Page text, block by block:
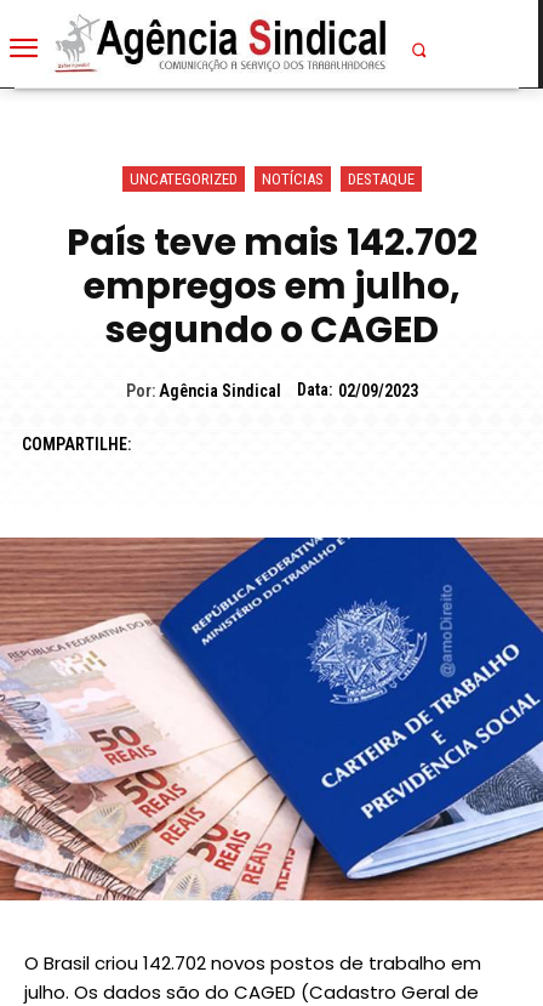
UNCATEGORIZED NOTÍCIAS DESTAQUE
País teve mais 142.702
empregos em julho,
segundo o CAGED
Por: Agência Sindical Data: 02/09/2023
COMPARTILHE:
O Brasil criou 142.702 novos postos de trabalho em
julho. Os dados são do CAGED (Cadastro Geral de